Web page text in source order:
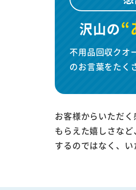
沢山の“
不用品回収クオ
のお言葉をたく
お客様からいただ
もらえた嬉しさな
するのではなく、